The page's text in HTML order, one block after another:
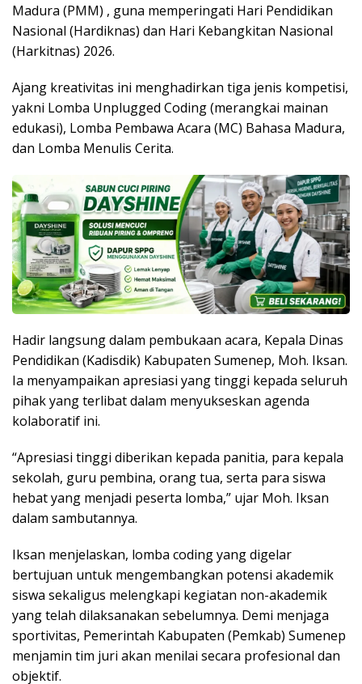
Madura (PMM) , guna memperingati Hari Pendidikan
Nasional (Hardiknas) dan Hari Kebangkitan Nasional
(Harkitnas) 2026.
Ajang kreativitas ini menghadirkan tiga jenis kompetisi,
yakni Lomba Unplugged Coding (merangkai mainan
edukasi), Lomba Pembawa Acara (MC) Bahasa Madura,
dan Lomba Menulis Cerita.
Hadir langsung dalam pembukaan acara, Kepala Dinas
Pendidikan (Kadisdik) Kabupaten Sumenep, Moh. Iksan.
Ia menyampaikan apresiasi yang tinggi kepada seluruh
pihak yang terlibat dalam menyukseskan agenda
kolaboratif ini.
“Apresiasi tinggi diberikan kepada panitia, para kepala
sekolah, guru pembina, orang tua, serta para siswa
hebat yang menjadi peserta lomba,” ujar Moh. Iksan
dalam sambutannya.
Iksan menjelaskan, lomba coding yang digelar
bertujuan untuk mengembangkan potensi akademik
siswa sekaligus melengkapi kegiatan non-akademik
yang telah dilaksanakan sebelumnya. Demi menjaga
sportivitas, Pemerintah Kabupaten (Pemkab) Sumenep
menjamin tim juri akan menilai secara profesional dan
objektif.